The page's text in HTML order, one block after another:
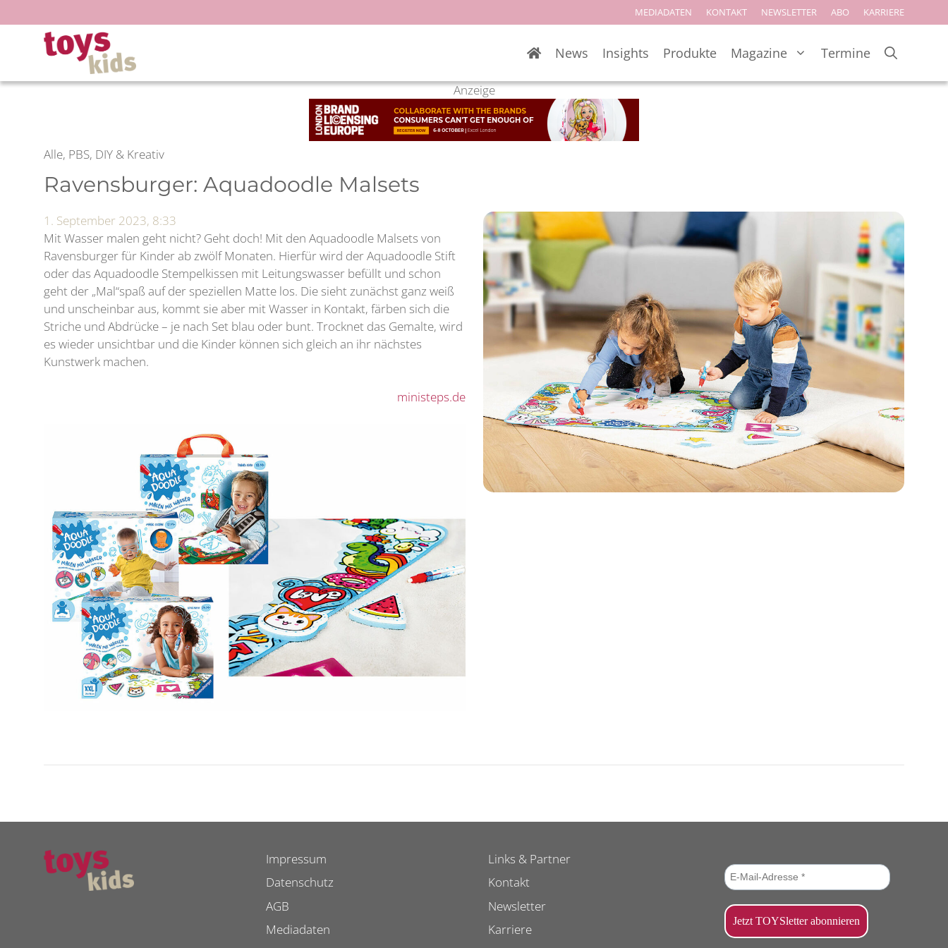
Inhalt
springen
MEDIADATEN KONTAKT NEWSLETTER ABO KARRIERE
News Insights Produkte Magazine Termine
Anzeige
Alle, PBS, DIY & Kreativ
Ravensburger: Aquadoodle Malsets
1. September 2023, 8:33
Mit Wasser malen geht nicht? Geht doch! Mit den Aquadoodle Malsets von
Ravensburger für Kinder ab zwölf Monaten. Hierfür wird der Aquadoodle Stift
oder das Aquadoodle Stempelkissen mit Leitungswasser befüllt und schon
geht der „Mal“spaß auf der speziellen Matte los. Die sieht zunächst ganz weiß
und unscheinbar aus, kommt sie aber mit Wasser in Kontakt, färben sich die
Striche und Abdrücke – je nach Set blau oder bunt. Trocknet das Gemalte, wird
es wieder unsichtbar und die Kinder können sich gleich an ihr nächstes
Kunstwerk machen.
ministeps.de
Impressum
Datenschutz
AGB
Mediadaten
Links & Partner
Kontakt
Newsletter
Karriere